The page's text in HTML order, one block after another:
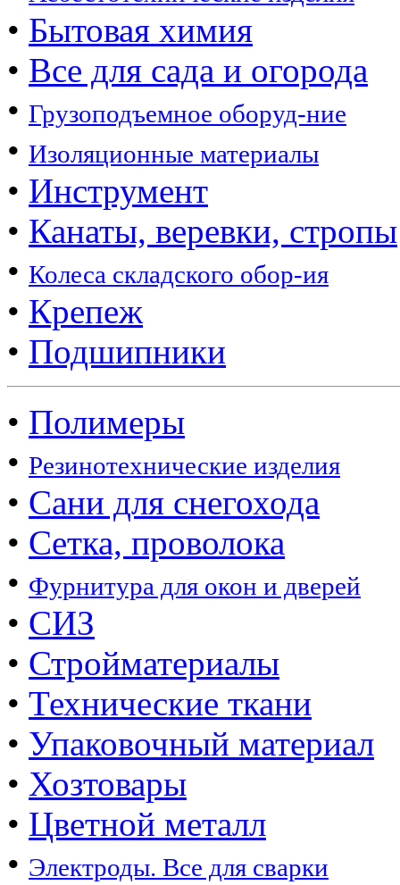
• Бытовая химия
• Все для сада и огорода
• Грузоподъемное оборуд-ние
• Изоляционные материалы
• Инструмент
• Канаты, веревки, стропы
• Колеса складского обор-ия
• Крепеж
• Подшипники
• Полимеры
• Резинотехнические изделия
• Сани для снегохода
• Сетка, проволока
• Фурнитура для окон и дверей
• СИЗ
• Стройматериалы
• Технические ткани
• Упаковочный материал
• Хозтовары
• Цветной металл
• Электроды. Все для сварки